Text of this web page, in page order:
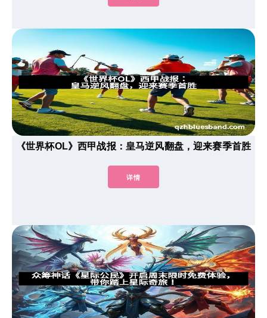
《世界杯OL》西甲战报：皇马逆风翻盘，迎来赛季首胜
详情